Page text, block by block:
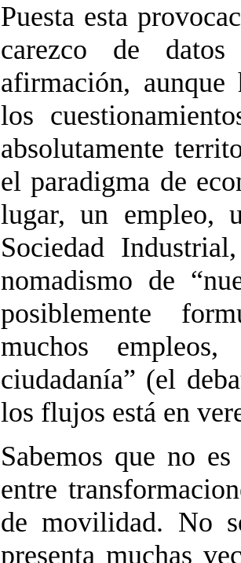
Puesta esta
carezco de
afirmación, aunque
los
absolutamente
el paradigma de
lugar, un empleo,
Sociedad
nomadismo de
posiblemente
muchos
ciudadanía” (el
los flujos está en
Sabemos que no
entre
de movilidad. No
presenta muchas